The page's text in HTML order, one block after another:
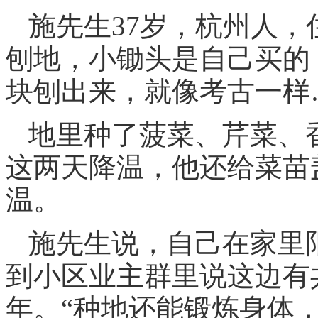
施先生37岁，杭州人
刨地，小锄头是自己买
块刨出来，就像考古一
地里种了菠菜、芹菜、
这两天降温，他还给菜
温。
施先生说，自己在家里
到小区业主群里说这边
年。“种地还能锻炼身体